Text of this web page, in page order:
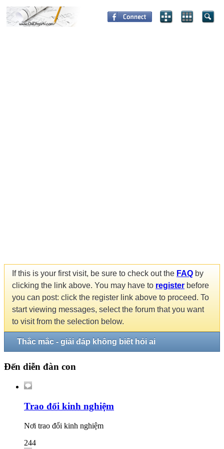
If this is your first visit, be sure to check out the FAQ by
clicking the link above. You may have to register before
you can post: click the register link above to proceed. To
start viewing messages, select the forum that you want
to visit from the selection below.
Thắc mắc - giải đáp không biết hỏi ai
Đến diễn đàn con
Trao đổi kinh nghiệm
Nơi trao đổi kinh nghiệm
244